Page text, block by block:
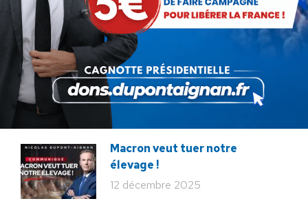
fragmentée
26 juin 2026
En ce 18 juin, le meilleur
hommage : libérer à nouveau la
France !
18 juin 2026
Macron veut tuer notre
élevage !
12 décembre 2025